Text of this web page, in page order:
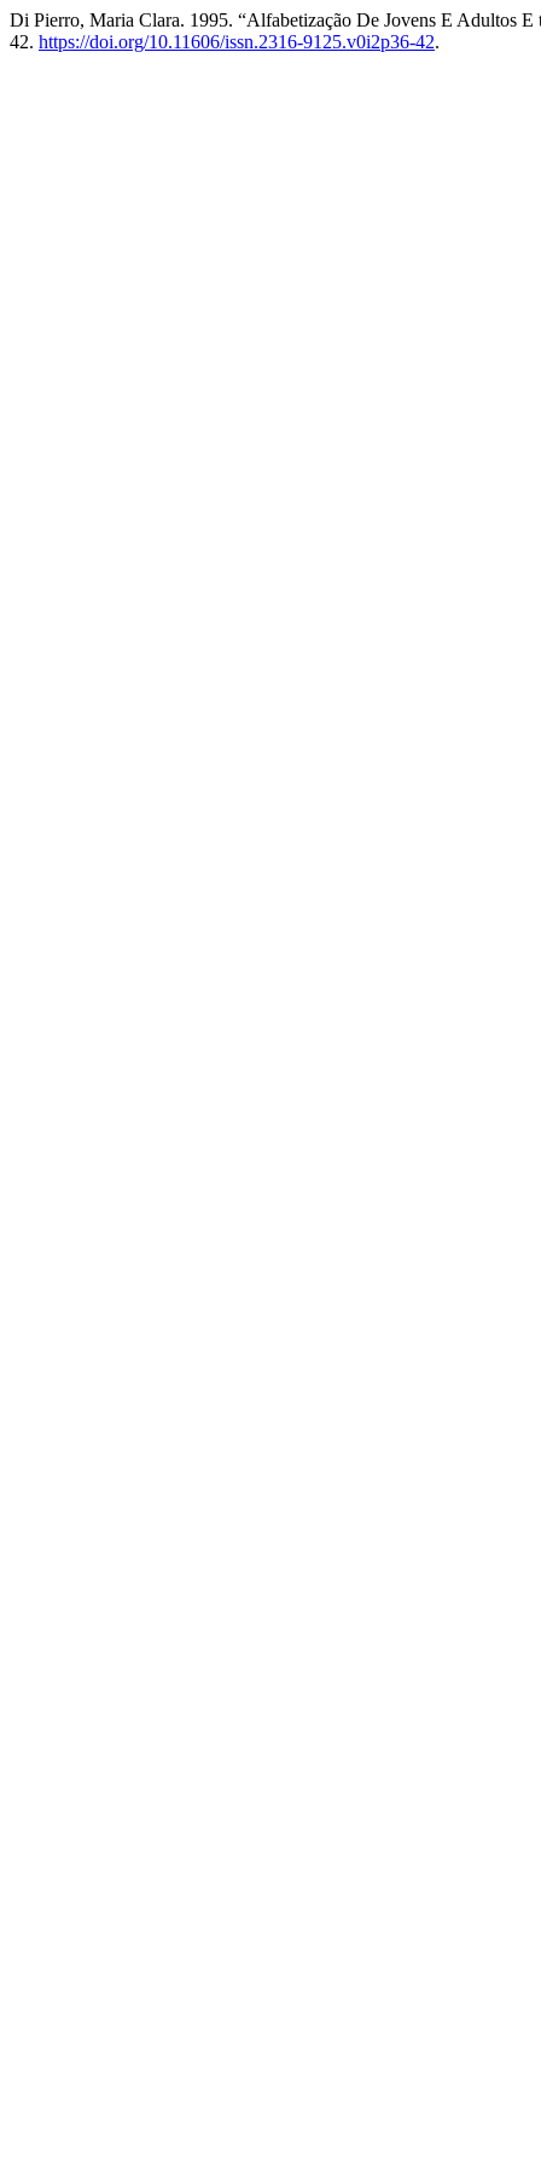
Di Pierro, Maria Clara. 1995. “Alfabetização De Jovens E Adultos
42. https://doi.org/10.11606/issn.2316-9125.v0i2p36-42.